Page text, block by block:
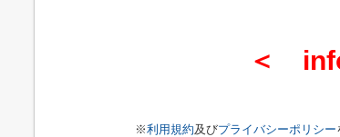
＜
※利用規約及びプライバシーポリシー